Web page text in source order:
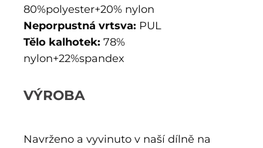
80%polyester+20% nylon
Neporpustná vrtsva: PUL
Tělo kalhotek: 78%
nylon+22%spandex
VÝROBA
Navrženo a vyvinuto v naší dílně na